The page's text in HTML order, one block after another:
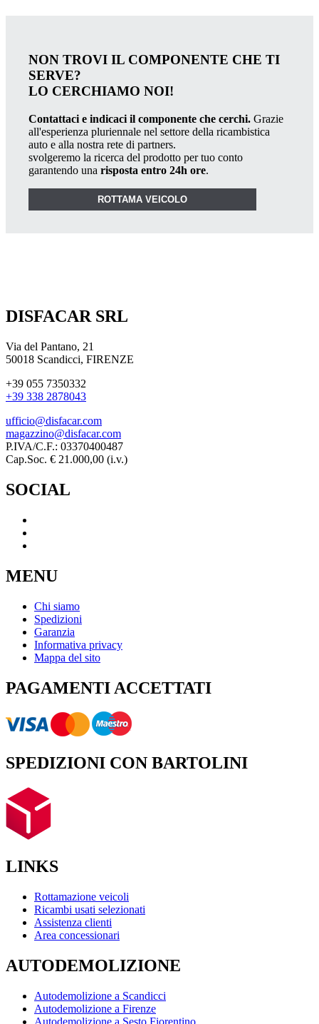
NON TROVI IL COMPONENTE CHE TI
SERVE?
LO CERCHIAMO NOI!
Contattaci e indicaci il componente che cerchi. Grazie
all'esperienza pluriennale nel settore della ricambistica
auto e alla nostra rete di partners.
svolgeremo la ricerca del prodotto per tuo conto
garantendo una risposta entro 24h ore.
ROTTAMA VEICOLO
DISFACAR SRL
Via del Pantano, 21
50018 Scandicci, FIRENZE
+39 055 7350332
+39 338 2878043
ufficio@disfacar.com
magazzino@disfacar.com
P.IVA/C.F.: 03370400487
Cap.Soc. € 21.000,00 (i.v.)
SOCIAL
MENU
Chi siamo
Spedizioni
Garanzia
Informativa privacy
Mappa del sito
PAGAMENTI ACCETTATI
SPEDIZIONI CON BARTOLINI
LINKS
Rottamazione veicoli
Ricambi usati selezionati
Assistenza clienti
Area concessionari
AUTODEMOLIZIONE
Autodemolizione a Scandicci
Autodemolizione a Firenze
Autodemolizione a Sesto Fiorentino